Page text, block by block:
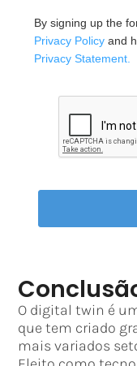
By signing up the
Privacy Policy and
Privacy Statement.
O digital twin é
que tem criado
mais variados